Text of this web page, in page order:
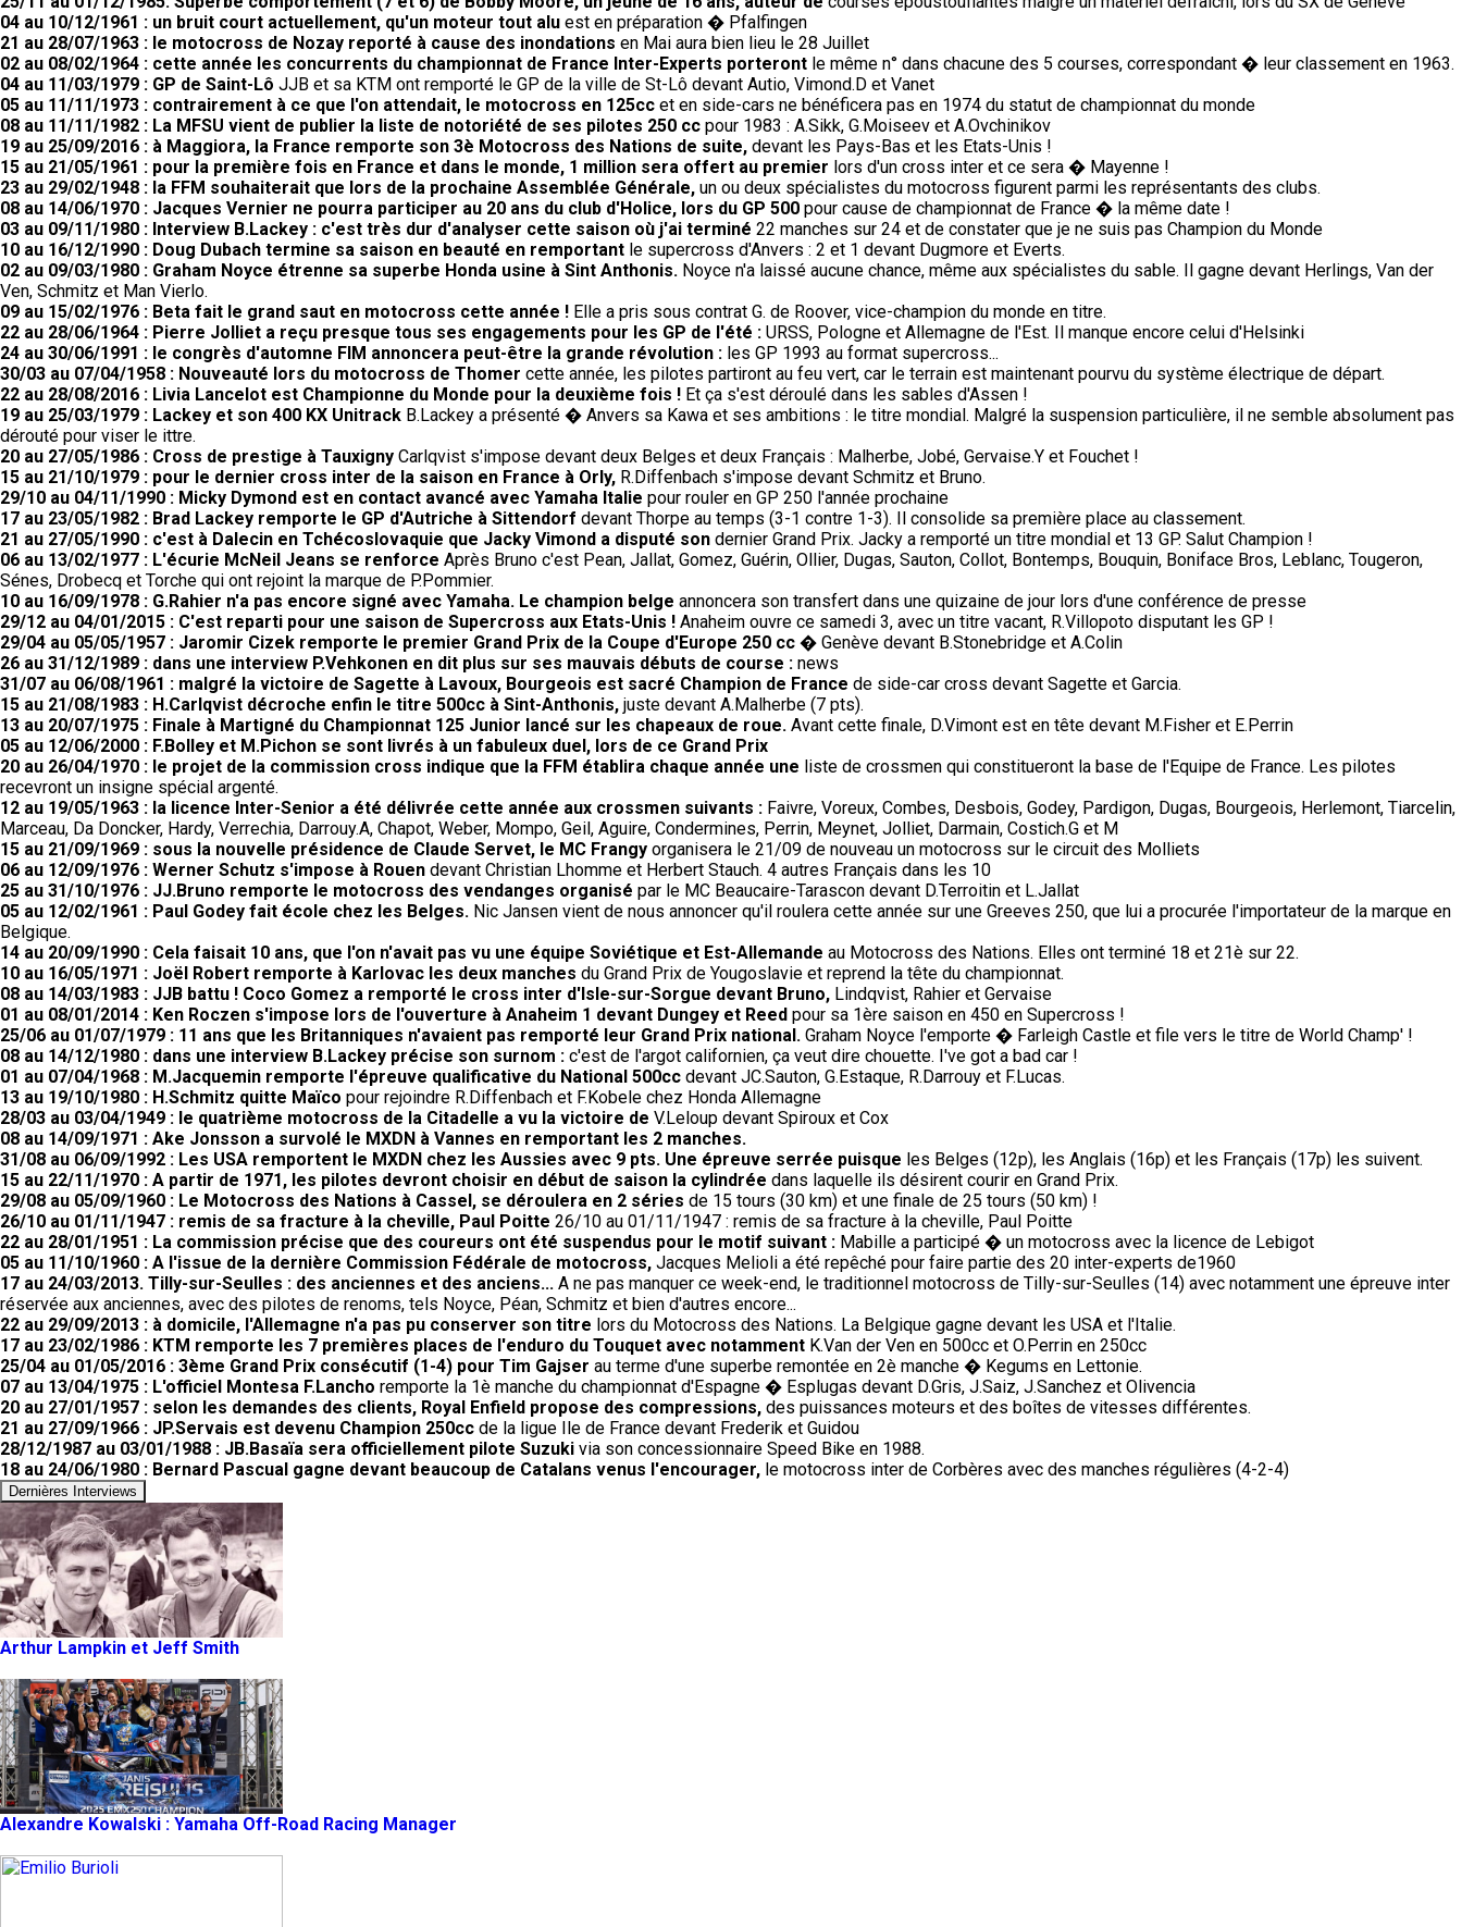
04 au 10/12/1961 : un bruit court actuellement, qu'un moteur tout alu est en préparation � Pfalfingen
21 au 28/07/1963 : le motocross de Nozay reporté à cause des inondations en Mai aura bien lieu le 28 Juillet
02 au 08/02/1964 : cette année les concurrents du championnat de France Inter-Experts porteront le même n° dans chacune des 5 courses, correspondant � leur classement en 1963.
04 au 11/03/1979 : GP de Saint-Lô JJB et sa KTM ont remporté le GP de la ville de St-Lô devant Autio, Vimond.D et Vanet
05 au 11/11/1973 : contrairement à ce que l'on attendait, le motocross en 125cc et en side-cars ne bénéficera pas en 1974 du statut de championnat du monde
08 au 11/11/1982 : La MFSU vient de publier la liste de notoriété de ses pilotes 250 cc pour 1983 : A.Sikk, G.Moiseev et A.Ovchinikov
19 au 25/09/2016 : à Maggiora, la France remporte son 3è Motocross des Nations de suite, devant les Pays-Bas et les Etats-Unis !
15 au 21/05/1961 : pour la première fois en France et dans le monde, 1 million sera offert au premier lors d'un cross inter et ce sera � Mayenne !
23 au 29/02/1948 : la FFM souhaiterait que lors de la prochaine Assemblée Générale, un ou deux spécialistes du motocross figurent parmi les représentants des clubs.
08 au 14/06/1970 : Jacques Vernier ne pourra participer au 20 ans du club d'Holice, lors du GP 500 pour cause de championnat de France � la même date !
03 au 09/11/1980 : Interview B.Lackey : c'est très dur d'analyser cette saison où j'ai terminé 22 manches sur 24 et de constater que je ne suis pas Champion du Monde
10 au 16/12/1990 : Doug Dubach termine sa saison en beauté en remportant le supercross d'Anvers : 2 et 1 devant Dugmore et Everts.
02 au 09/03/1980 : Graham Noyce étrenne sa superbe Honda usine à Sint Anthonis. Noyce n'a laissé aucune chance, même aux spécialistes du sable. Il gagne devant Herlings, Van der
Ven, Schmitz et Man Vierlo.
09 au 15/02/1976 : Beta fait le grand saut en motocross cette année ! Elle a pris sous contrat G. de Roover, vice-champion du monde en titre.
22 au 28/06/1964 : Pierre Jolliet a reçu presque tous ses engagements pour les GP de l'été : URSS, Pologne et Allemagne de l'Est. Il manque encore celui d'Helsinki
24 au 30/06/1991 : le congrès d'automne FIM annoncera peut-être la grande révolution : les GP 1993 au format supercross...
30/03 au 07/04/1958 : Nouveauté lors du motocross de Thomer cette année, les pilotes partiront au feu vert, car le terrain est maintenant pourvu du système électrique de départ.
22 au 28/08/2016 : Livia Lancelot est Championne du Monde pour la deuxième fois ! Et ça s'est déroulé dans les sables d'Assen !
19 au 25/03/1979 : Lackey et son 400 KX Unitrack B.Lackey a présenté � Anvers sa Kawa et ses ambitions : le titre mondial. Malgré la suspension particulière, il ne semble absolument pas
dérouté pour viser le ittre.
20 au 27/05/1986 : Cross de prestige à Tauxigny Carlqvist s'impose devant deux Belges et deux Français : Malherbe, Jobé, Gervaise.Y et Fouchet !
15 au 21/10/1979 : pour le dernier cross inter de la saison en France à Orly, R.Diffenbach s'impose devant Schmitz et Bruno.
29/10 au 04/11/1990 : Micky Dymond est en contact avancé avec Yamaha Italie pour rouler en GP 250 l'année prochaine
17 au 23/05/1982 : Brad Lackey remporte le GP d'Autriche à Sittendorf devant Thorpe au temps (3-1 contre 1-3). Il consolide sa première place au classement.
21 au 27/05/1990 : c'est à Dalecin en Tchécoslovaquie que Jacky Vimond a disputé son dernier Grand Prix. Jacky a remporté un titre mondial et 13 GP. Salut Champion !
06 au 13/02/1977 : L'écurie McNeil Jeans se renforce Après Bruno c'est Pean, Jallat, Gomez, Guérin, Ollier, Dugas, Sauton, Collot, Bontemps, Bouquin, Boniface Bros, Leblanc, Tougeron,
Sénes, Drobecq et Torche qui ont rejoint la marque de P.Pommier.
10 au 16/09/1978 : G.Rahier n'a pas encore signé avec Yamaha. Le champion belge annoncera son transfert dans une quizaine de jour lors d'une conférence de presse
29/12 au 04/01/2015 : C'est reparti pour une saison de Supercross aux Etats-Unis ! Anaheim ouvre ce samedi 3, avec un titre vacant, R.Villopoto disputant les GP !
29/04 au 05/05/1957 : Jaromir Cizek remporte le premier Grand Prix de la Coupe d'Europe 250 cc � Genève devant B.Stonebridge et A.Colin
26 au 31/12/1989 : dans une interview P.Vehkonen en dit plus sur ses mauvais débuts de course : news
31/07 au 06/08/1961 : malgré la victoire de Sagette à Lavoux, Bourgeois est sacré Champion de France de side-car cross devant Sagette et Garcia.
15 au 21/08/1983 : H.Carlqvist décroche enfin le titre 500cc à Sint-Anthonis, juste devant A.Malherbe (7 pts).
13 au 20/07/1975 : Finale à Martigné du Championnat 125 Junior lancé sur les chapeaux de roue. Avant cette finale, D.Vimont est en tête devant M.Fisher et E.Perrin
05 au 12/06/2000 : F.Bolley et M.Pichon se sont livrés à un fabuleux duel, lors de ce Grand Prix
20 au 26/04/1970 : le projet de la commission cross indique que la FFM établira chaque année une liste de crossmen qui constitueront la base de l'Equipe de France. Les pilotes
recevront un insigne spécial argenté.
12 au 19/05/1963 : la licence Inter-Senior a été délivrée cette année aux crossmen suivants : Faivre, Voreux, Combes, Desbois, Godey, Pardigon, Dugas, Bourgeois, Herlemont, Tiarcelin,
Marceau, Da Doncker, Hardy, Verrechia, Darrouy.A, Chapot, Weber, Mompo, Geil, Aguire, Condermines, Perrin, Meynet, Jolliet, Darmain, Costich.G et M
15 au 21/09/1969 : sous la nouvelle présidence de Claude Servet, le MC Frangy organisera le 21/09 de nouveau un motocross sur le circuit des Molliets
06 au 12/09/1976 : Werner Schutz s'impose à Rouen devant Christian Lhomme et Herbert Stauch. 4 autres Français dans les 10
25 au 31/10/1976 : JJ.Bruno remporte le motocross des vendanges organisé par le MC Beaucaire-Tarascon devant D.Terroitin et L.Jallat
05 au 12/02/1961 : Paul Godey fait école chez les Belges. Nic Jansen vient de nous annoncer qu'il roulera cette année sur une Greeves 250, que lui a procurée l'importateur de la marque en
Belgique.
14 au 20/09/1990 : Cela faisait 10 ans, que l'on n'avait pas vu une équipe Soviétique et Est-Allemande au Motocross des Nations. Elles ont terminé 18 et 21è sur 22.
10 au 16/05/1971 : Joël Robert remporte à Karlovac les deux manches du Grand Prix de Yougoslavie et reprend la tête du championnat.
08 au 14/03/1983 : JJB battu ! Coco Gomez a remporté le cross inter d'Isle-sur-Sorgue devant Bruno, Lindqvist, Rahier et Gervaise
01 au 08/01/2014 : Ken Roczen s'impose lors de l'ouverture à Anaheim 1 devant Dungey et Reed pour sa 1ère saison en 450 en Supercross !
25/06 au 01/07/1979 : 11 ans que les Britanniques n'avaient pas remporté leur Grand Prix national. Graham Noyce l'emporte � Farleigh Castle et file vers le titre de World Champ' !
08 au 14/12/1980 : dans une interview B.Lackey précise son surnom : c'est de l'argot californien, ça veut dire chouette. I've got a bad car !
01 au 07/04/1968 : M.Jacquemin remporte l'épreuve qualificative du National 500cc devant JC.Sauton, G.Estaque, R.Darrouy et F.Lucas.
13 au 19/10/1980 : H.Schmitz quitte Maïco pour rejoindre R.Diffenbach et F.Kobele chez Honda Allemagne
28/03 au 03/04/1949 : le quatrième motocross de la Citadelle a vu la victoire de V.Leloup devant Spiroux et Cox
08 au 14/09/1971 : Ake Jonsson a survolé le MXDN à Vannes en remportant les 2 manches.
31/08 au 06/09/1992 : Les USA remportent le MXDN chez les Aussies avec 9 pts. Une épreuve serrée puisque les Belges (12p), les Anglais (16p) et les Français (17p) les suivent.
15 au 22/11/1970 : A partir de 1971, les pilotes devront choisir en début de saison la cylindrée dans laquelle ils désirent courir en Grand Prix.
29/08 au 05/09/1960 : Le Motocross des Nations à Cassel, se déroulera en 2 séries de 15 tours (30 km) et une finale de 25 tours (50 km) !
26/10 au 01/11/1947 : remis de sa fracture à la cheville, Paul Poitte 26/10 au 01/11/1947 : remis de sa fracture à la cheville, Paul Poitte
22 au 28/01/1951 : La commission précise que des coureurs ont été suspendus pour le motif suivant : Mabille a participé � un motocross avec la licence de Lebigot
05 au 11/10/1960 : A l'issue de la dernière Commission Fédérale de motocross, Jacques Melioli a été repêché pour faire partie des 20 inter-experts de1960
17 au 24/03/2013. Tilly-sur-Seulles : des anciennes et des anciens... A ne pas manquer ce week-end, le traditionnel motocross de Tilly-sur-Seulles (14) avec notamment une épreuve inter
réservée aux anciennes, avec des pilotes de renoms, tels Noyce, Péan, Schmitz et bien d'autres encore...
22 au 29/09/2013 : à domicile, l'Allemagne n'a pas pu conserver son titre lors du Motocross des Nations. La Belgique gagne devant les USA et l'Italie.
17 au 23/02/1986 : KTM remporte les 7 premières places de l'enduro du Touquet avec notamment K.Van der Ven en 500cc et O.Perrin en 250cc
25/04 au 01/05/2016 : 3ème Grand Prix consécutif (1-4) pour Tim Gajser au terme d'une superbe remontée en 2è manche � Kegums en Lettonie.
07 au 13/04/1975 : L'officiel Montesa F.Lancho remporte la 1è manche du championnat d'Espagne � Esplugas devant D.Gris, J.Saiz, J.Sanchez et Olivencia
20 au 27/01/1957 : selon les demandes des clients, Royal Enfield propose des compressions, des puissances moteurs et des boîtes de vitesses différentes.
21 au 27/09/1966 : JP.Servais est devenu Champion 250cc de la ligue Ile de France devant Frederik et Guidou
28/12/1987 au 03/01/1988 : JB.Basaïa sera officiellement pilote Suzuki via son concessionnaire Speed Bike en 1988.
18 au 24/06/1980 : Bernard Pascual gagne devant beaucoup de Catalans venus l'encourager, le motocross inter de Corbères avec des manches régulières (4-2-4)
Dernières Interviews
Arthur Lampkin et Jeff Smith
Alexandre Kowalski : Yamaha Off-Road Racing Manager